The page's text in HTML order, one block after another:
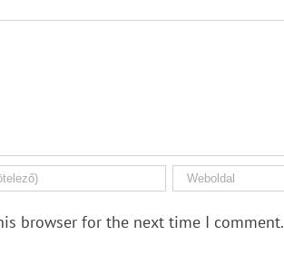
browser for the next time I comment.